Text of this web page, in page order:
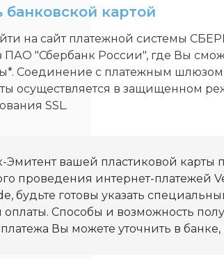
банковской картой
на сайт платежной системы
"Сбербанк России", где Вы
Соединение с платежным
осуществляется в защищенном
SSL.
Эмитент вашей пластиковой карты
проведения интернет-платежей
будьте готовы указать
Способы и возможность
Вы можете уточнить в